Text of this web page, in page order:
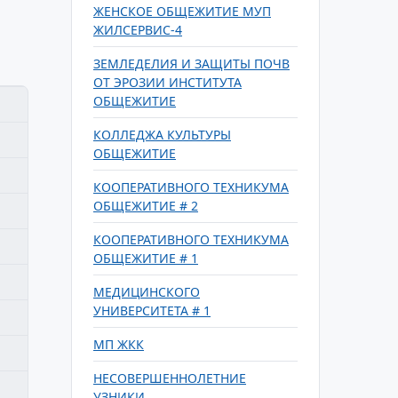
ЖЕНСКОЕ ОБЩЕЖИТИЕ МУП
ЖИЛСЕРВИС-4
ЗЕМЛЕДЕЛИЯ И ЗАЩИТЫ ПОЧВ
ОТ ЭРОЗИИ ИНСТИТУТА
ОБЩЕЖИТИЕ
КОЛЛЕДЖА КУЛЬТУРЫ
ОБЩЕЖИТИЕ
КООПЕРАТИВНОГО ТЕХНИКУМА
ОБЩЕЖИТИЕ # 2
КООПЕРАТИВНОГО ТЕХНИКУМА
ОБЩЕЖИТИЕ # 1
МЕДИЦИНСКОГО
УНИВЕРСИТЕТА # 1
МП ЖКК
НЕСОВЕРШЕННОЛЕТНИЕ